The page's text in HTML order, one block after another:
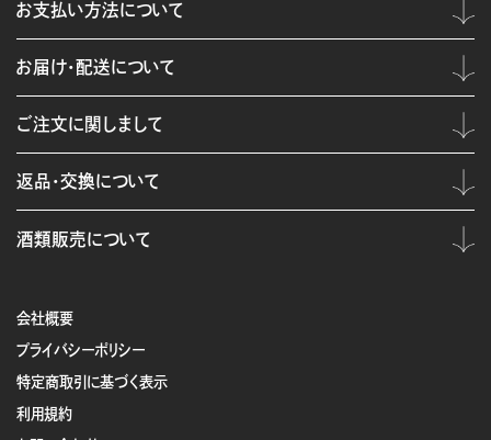
会社概要
プライバシーポリシー
特定商取引に基づく表示
利用規約
お支払い方法について
お届け・配送について
ご注文に関しまして
返品・交換について
酒類販売について